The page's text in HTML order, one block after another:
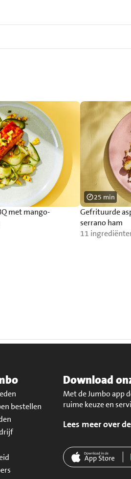
met mango-
Gefrituurde
serrano ham
11
25 min
bestellen
Download
Met de Jumbo app
ruime keuze en
Lees meer over